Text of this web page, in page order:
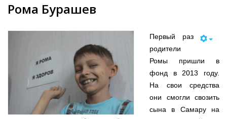
Рома Бурашев
Первый раз
родители
Ромы пришли в
фонд в 2013 году.
На свои средства
они смогли свозить
сына в Самару на